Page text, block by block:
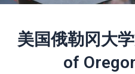
美国俄勒冈大
of